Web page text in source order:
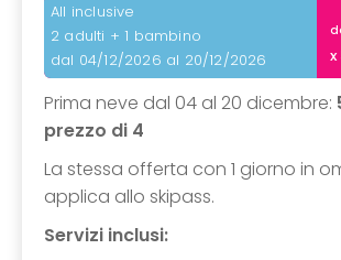
All inclusive
2 adulti + 1 bambino
dal 04/12/2026 al 20/12/2026
Prima neve dal 04 al 20 dicembre:
prezzo di 4
La stessa offerta con 1 giorno in
applica allo skipass.
Servizi inclusi: